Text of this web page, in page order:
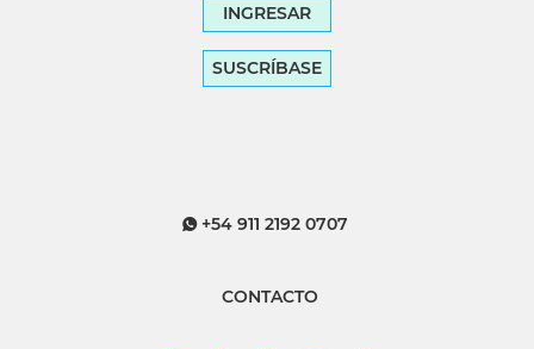
INGRESAR
SUSCRÍBASE
+54 911 2192 0707
CONTACTO